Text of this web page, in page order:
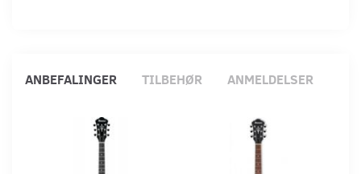
ANBEFALINGER TILBEHØR ANMELDELSER